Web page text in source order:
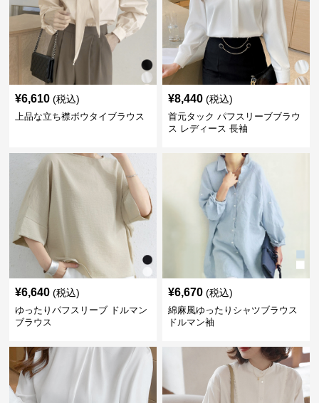
¥6,610 (税込)
上品な立ち襟ボウタイブラウス
¥8,440 (税込)
首元タック パフスリーブブラウ
ス レディース 長袖
¥6,640 (税込)
ゆったりパフスリーブ ドルマン
ブラウス
¥6,670 (税込)
綿麻風ゆったりシャツブラウス
ドルマン袖